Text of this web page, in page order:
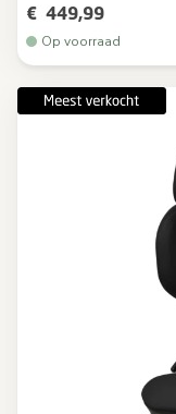
€ 449,99
Op voorraad